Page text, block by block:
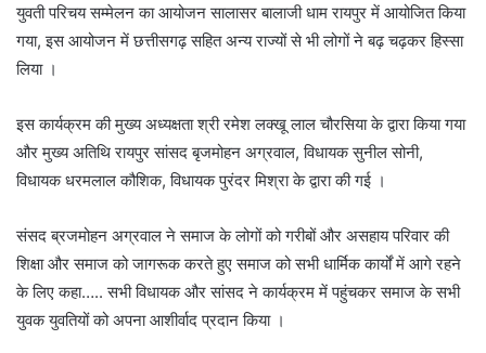
युवती परिचय सम्मेलन का आयोजन सालासर बालाजी धाम रायपुर में आयोजित किया
गया, इस आयोजन में छत्तीसगढ़ सहित अन्य राज्यों से भी लोगों ने बढ़ चढ़कर हिस्सा
लिया ।
इस कार्यक्रम की मुख्य अध्यक्षता श्री रमेश लक्खू लाल चौरसिया के द्वारा किया गया
और मुख्य अतिथि रायपुर सांसद बृजमोहन अग्रवाल, विधायक सुनील सोनी,
विधायक धरमलाल कौशिक, विधायक पुरंदर मिश्रा के द्वारा की गई ।
संसद ब्रजमोहन अग्रवाल ने समाज के लोगों को गरीबों और असहाय परिवार की
शिक्षा और समाज को जागरूक करते हुए समाज को सभी धार्मिक कार्यों में आगे रहने
के लिए कहा….. सभी विधायक और सांसद ने कार्यक्रम में पहुंचकर समाज के सभी
युवक युवतियों को अपना आशीर्वाद प्रदान किया ।